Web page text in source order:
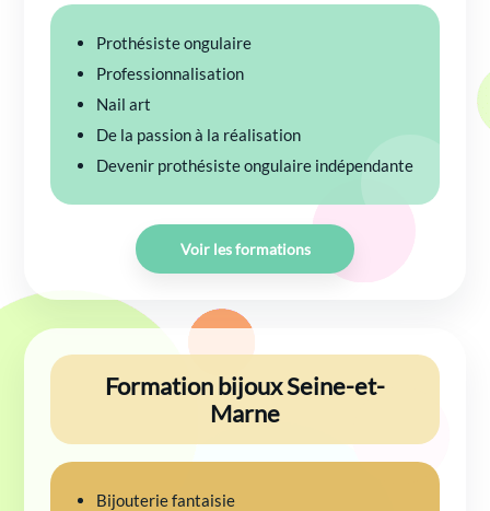
Prothésiste ongulaire
Professionnalisation
Nail art
De la passion à la réalisation
Devenir prothésiste ongulaire indépendante
Voir les formations
Formation bijoux Seine-et-
Marne
Bijouterie fantaisie